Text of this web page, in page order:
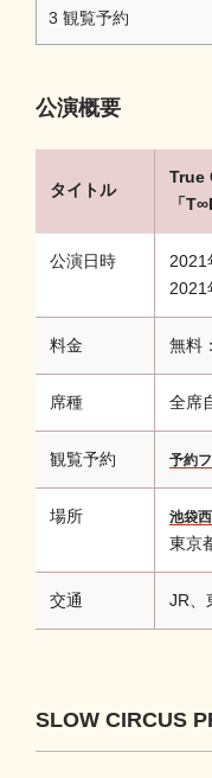
3 観覧予約
公演概要
タイトル
True
「
公演日時
2021
2021
料金 無料
席種 全席
観覧予約 予約
場所 池袋
東京
交通 JR、
SLOW CIRCUS